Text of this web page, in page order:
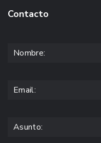
Contacto